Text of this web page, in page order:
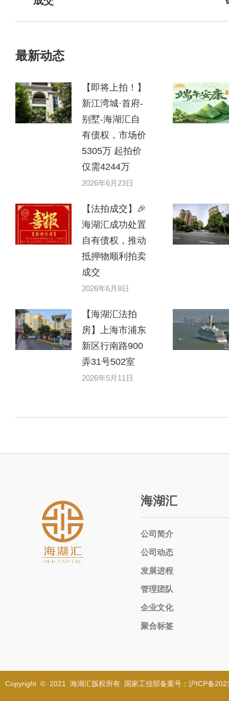
最新动态
【即将上拍！】
新江湾城·首府-
别墅-海湖汇自
有债权，市场价
5305万 起拍价
仅需4244万
2026年6月23日
【法拍成交】🎉
海湖汇成功处置
自有债权，推动
抵押物顺利拍卖
成交
2026年6月8日
【海湖汇法拍
房】上海市浦东
新区行南路900
弄31号502室
2026年5月11日
海湖汇
公司简介
公司动态
发展进程
管理团队
企业文化
聚合标签
Copyright © 2021 海湖汇版权所有 国家工信部备案号：沪ICP备